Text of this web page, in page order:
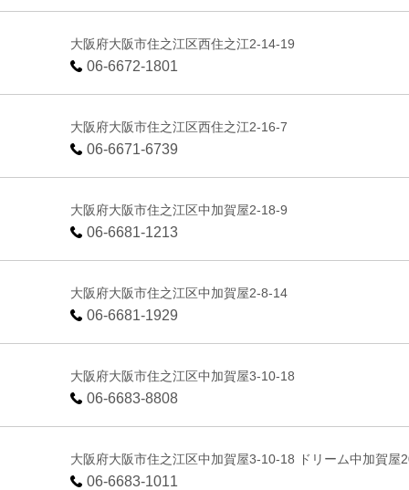
大阪府大阪市住之江区西住之江2-14-19
06-6672-1801
大阪府大阪市住之江区西住之江2-16-7
06-6671-6739
大阪府大阪市住之江区中加賀屋2-18-9
06-6681-1213
大阪府大阪市住之江区中加賀屋2-8-14
06-6681-1929
大阪府大阪市住之江区中加賀屋3-10-18
06-6683-8808
大阪府大阪市住之江区中加賀屋3-10-18 ドリーム中加賀屋
06-6683-1011